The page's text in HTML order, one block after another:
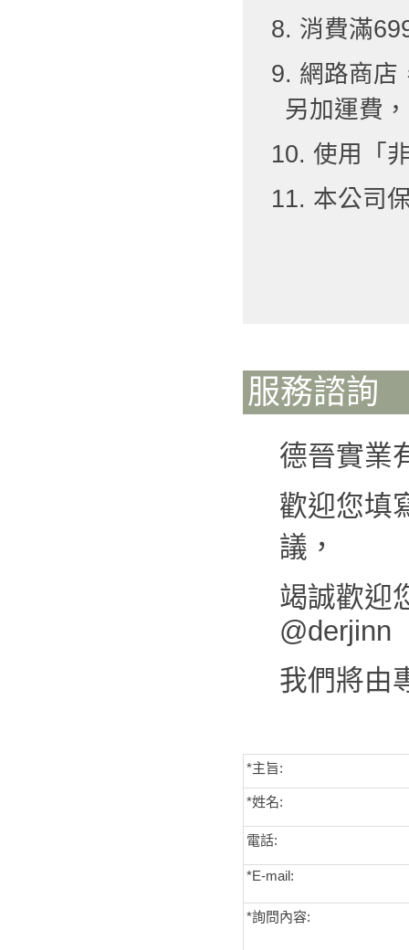
8. 消費滿
9. 網路商店
另加運費
10. 使用「
11. 本公司
服務諮詢
德晉實業
歡迎您填
議，
竭誠歡迎
@derjinn
我們將由
*主旨:
*姓名:
電話:
*E-mail:
*詢問內容: